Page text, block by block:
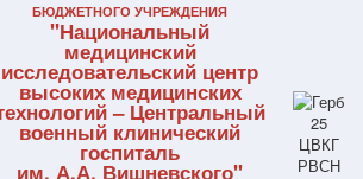
БЮДЖЕТНОГО УЧРЕЖДЕНИЯ
"Национальный
медицинский
исследовательский центр
высоких медицинских
– Центральный
военный клинический
госпиталь
им. А.А. Вишневского"